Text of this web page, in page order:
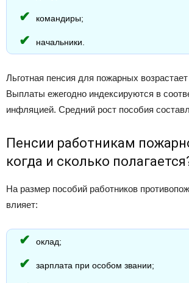
командиры;
начальники.
Льготная пенсия для пожарных
Выплаты ежегодно индексируются в
инфляцией. Средний рост пособия
Пенсии работникам
когда и сколько
На размер пособий работников
влияет:
оклад;
зарплата при особом звании;